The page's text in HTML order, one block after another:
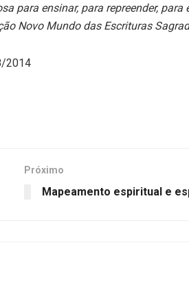
para ensinar, para repreender, para
Novo Mundo das Escrituras
2014
Próximo
Mapeamento espiritual e